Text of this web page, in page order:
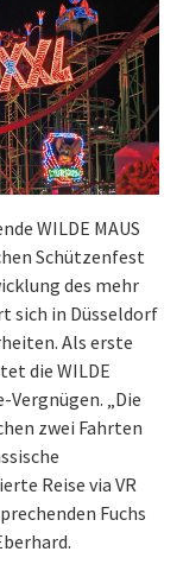
WILDE MAUS
Schützenfest
des mehr
sich in Düsseldorf
Als erste
die WILDE
Vergnügen. „Die
zwei Fahrten
Reise via VR
Fuchs